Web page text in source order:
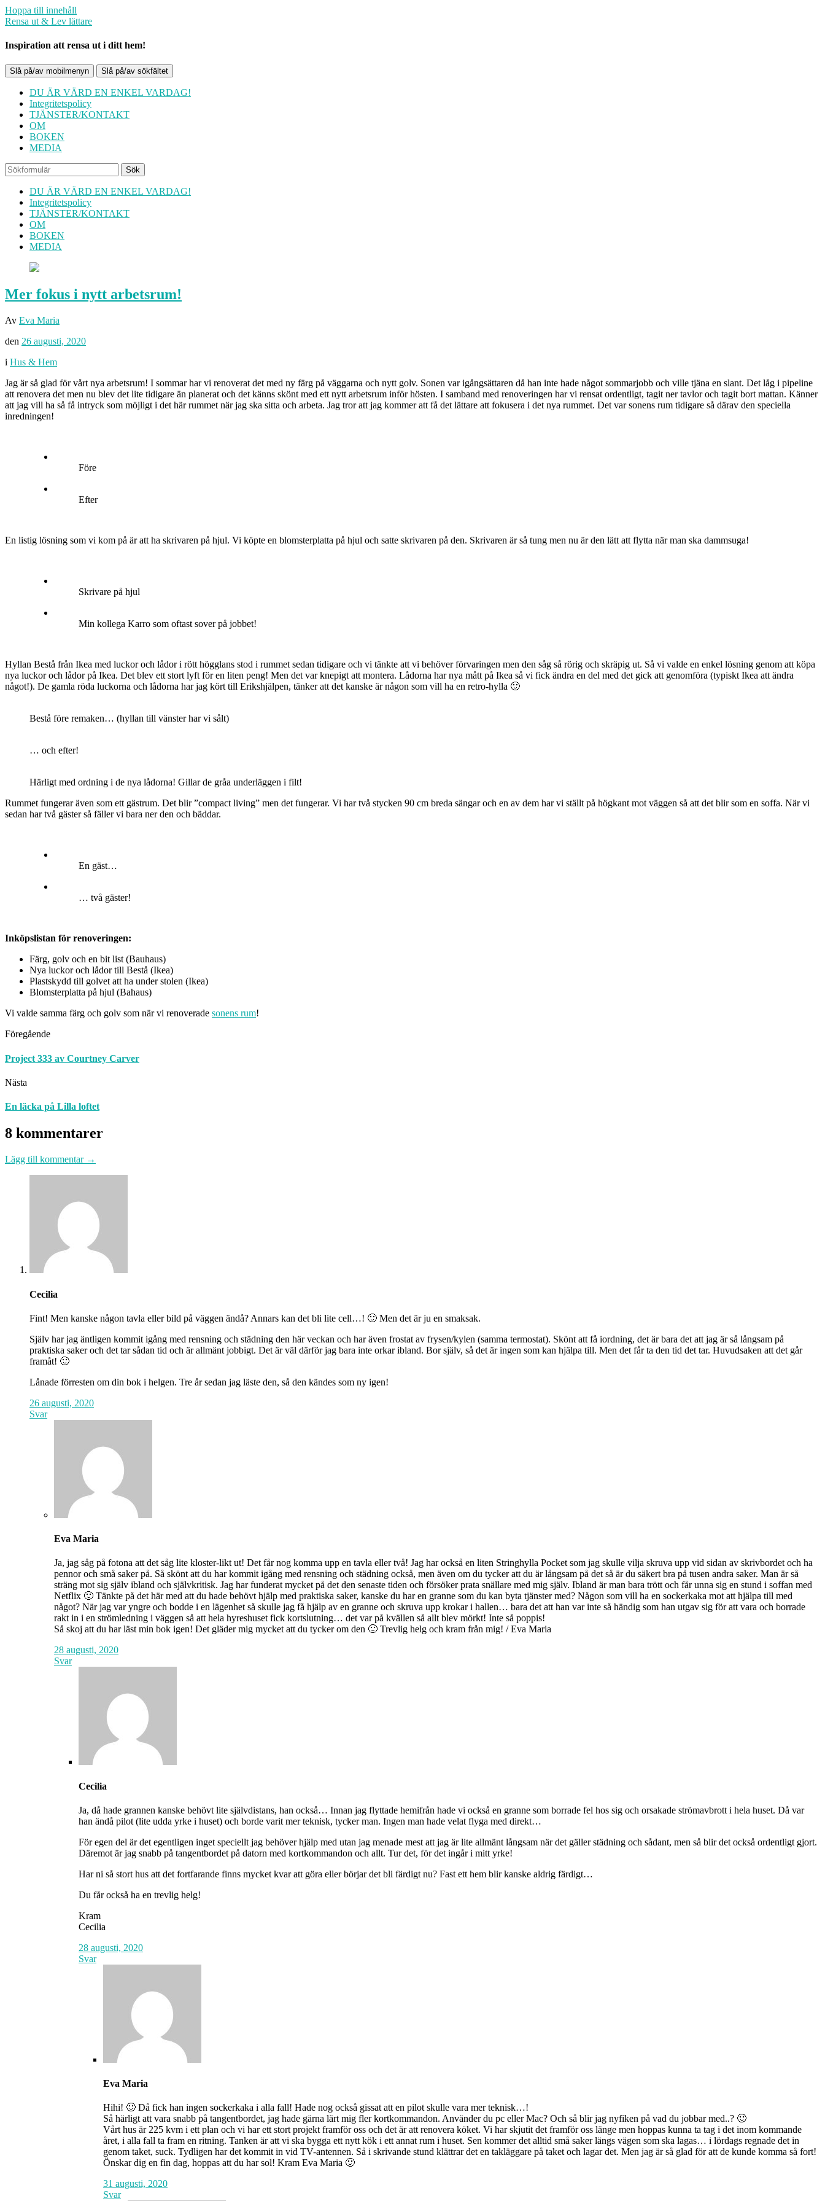
Hoppa till innehåll
Rensa ut & Lev lättare
Inspiration att rensa ut i ditt hem!
Slå på/av mobilmenyn Slå på/av sökfältet
DU ÄR VÄRD EN ENKEL VARDAG!
Integritetspolicy
TJÄNSTER/KONTAKT
OM
BOKEN
MEDIA
Sök
DU ÄR VÄRD EN ENKEL VARDAG!
Integritetspolicy
TJÄNSTER/KONTAKT
OM
BOKEN
MEDIA
Mer fokus i nytt arbetsrum!
Av Eva Maria
den 26 augusti, 2020
i Hus & Hem
Jag är så glad för vårt nya arbetsrum! I sommar har vi renoverat det med ny färg på väggarna och nytt golv. Sonen var igångsättaren då han inte hade något sommarjobb och ville tjäna en slant. Det låg i pipeline
att renovera det men nu blev det lite tidigare än planerat och det känns skönt med ett nytt arbetsrum inför hösten. I samband med renoveringen har vi rensat ordentligt, tagit ner tavlor och tagit bort mattan. Känner
att jag vill ha så få intryck som möjligt i det här rummet när jag ska sitta och arbeta. Jag tror att jag kommer att få det lättare att fokusera i det nya rummet. Det var sonens rum tidigare så därav den speciella
inredningen!
Före
Efter
En listig lösning som vi kom på är att ha skrivaren på hjul. Vi köpte en blomsterplatta på hjul och satte skrivaren på den. Skrivaren är så tung men nu är den lätt att flytta när man ska dammsuga!
Skrivare på hjul
Min kollega Karro som oftast sover på jobbet!
Hyllan Bestå från Ikea med luckor och lådor i rött högglans stod i rummet sedan tidigare och vi tänkte att vi behöver förvaringen men den såg så rörig och skräpig ut. Så vi valde en enkel lösning genom att köpa
nya luckor och lådor på Ikea. Det blev ett stort lyft för en liten peng! Men det var knepigt att montera. Lådorna har nya mått på Ikea så vi fick ändra en del med det gick att genomföra (typiskt Ikea att ändra
något!). De gamla röda luckorna och lådorna har jag kört till Erikshjälpen, tänker att det kanske är någon som vill ha en retro-hylla 🙂
Bestå före remaken… (hyllan till vänster har vi sålt)
… och efter!
Härligt med ordning i de nya lådorna! Gillar de gråa underläggen i filt!
Rummet fungerar även som ett gästrum. Det blir ”compact living” men det fungerar. Vi har två stycken 90 cm breda sängar och en av dem har vi ställt på högkant mot väggen så att det blir som en soffa. När vi
sedan har två gäster så fäller vi bara ner den och bäddar.
En gäst…
… två gäster!
Inköpslistan för renoveringen:
Färg, golv och en bit list (Bauhaus)
Nya luckor och lådor till Bestå (Ikea)
Plastskydd till golvet att ha under stolen (Ikea)
Blomsterplatta på hjul (Bahaus)
Vi valde samma färg och golv som när vi renoverade sonens rum!
Föregående
Project 333 av Courtney Carver
Nästa
En läcka på Lilla loftet
8 kommentarer
Lägg till kommentar →
Cecilia
Fint! Men kanske någon tavla eller bild på väggen ändå? Annars kan det bli lite cell…! 🙂 Men det är ju en smaksak.
Själv har jag äntligen kommit igång med rensning och städning den här veckan och har även frostat av frysen/kylen (samma termostat). Skönt att få iordning, det är bara det att jag är så långsam på
praktiska saker och det tar sådan tid och är allmänt jobbigt. Det är väl därför jag bara inte orkar ibland. Bor själv, så det är ingen som kan hjälpa till. Men det får ta den tid det tar. Huvudsaken att det går
framåt! 🙂
Lånade förresten om din bok i helgen. Tre år sedan jag läste den, så den kändes som ny igen!
26 augusti, 2020
Svar
Eva Maria
Ja, jag såg på fotona att det såg lite kloster-likt ut! Det får nog komma upp en tavla eller två! Jag har också en liten Stringhylla Pocket som jag skulle vilja skruva upp vid sidan av skrivbordet och ha
pennor och små saker på. Så skönt att du har kommit igång med rensning och städning också, men även om du tycker att du är långsam på det så är du säkert bra på tusen andra saker. Man är så
sträng mot sig själv ibland och självkritisk. Jag har funderat mycket på det den senaste tiden och försöker prata snällare med mig själv. Ibland är man bara trött och får unna sig en stund i soffan med
Netflix 🙂 Tänkte på det här med att du hade behövt hjälp med praktiska saker, kanske du har en granne som du kan byta tjänster med? Någon som vill ha en sockerkaka mot att hjälpa till med
något? När jag var yngre och bodde i en lägenhet så skulle jag få hjälp av en granne och skruva upp krokar i hallen… bara det att han var inte så händig som han utgav sig för att vara och borrade
rakt in i en strömledning i väggen så att hela hyreshuset fick kortslutning… det var på kvällen så allt blev mörkt! Inte så poppis!
Så skoj att du har läst min bok igen! Det gläder mig mycket att du tycker om den 🙂 Trevlig helg och kram från mig! / Eva Maria
28 augusti, 2020
Svar
Cecilia
Ja, då hade grannen kanske behövt lite självdistans, han också… Innan jag flyttade hemifrån hade vi också en granne som borrade fel hos sig och orsakade strömavbrott i hela huset. Då var
han ändå pilot (lite udda yrke i huset) och borde varit mer teknisk, tycker man. Ingen man hade velat flyga med direkt…
För egen del är det egentligen inget speciellt jag behöver hjälp med utan jag menade mest att jag är lite allmänt långsam när det gäller städning och sådant, men så blir det också ordentligt gjort.
Däremot är jag snabb på tangentbordet på datorn med kortkommandon och allt. Tur det, för det ingår i mitt yrke!
Har ni så stort hus att det fortfarande finns mycket kvar att göra eller börjar det bli färdigt nu? Fast ett hem blir kanske aldrig färdigt…
Du får också ha en trevlig helg!
Kram
Cecilia
28 augusti, 2020
Svar
Eva Maria
Hihi! 🙂 Då fick han ingen sockerkaka i alla fall! Hade nog också gissat att en pilot skulle vara mer teknisk…!
Så härligt att vara snabb på tangentbordet, jag hade gärna lärt mig fler kortkommandon. Använder du pc eller Mac? Och så blir jag nyfiken på vad du jobbar med..? 🙂
Vårt hus är 225 kvm i ett plan och vi har ett stort projekt framför oss och det är att renovera köket. Vi har skjutit det framför oss länge men hoppas kunna ta tag i det inom kommande
året, i alla fall ta fram en ritning. Tanken är att vi ska bygga ett nytt kök i ett annat rum i huset. Sen kommer det alltid små saker längs vägen som ska lagas… i lördags regnade det in
genom taket, suck. Tydligen har det kommit in vid TV-antennen. Så i skrivande stund klättrar det en takläggare på taket och lagar det. Men jag är så glad för att de kunde komma så fort!
Önskar dig en fin dag, hoppas att du har sol! Kram Eva Maria 🙂
31 augusti, 2020
Svar